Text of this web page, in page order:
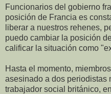
Funcionarios del gobierno
posición de Francia es
liberar a nuestros rehenes,
puedo cambiar la posición
calificar la situación como
Hasta el momento,
asesinado a dos periodistas
trabajador social británico,